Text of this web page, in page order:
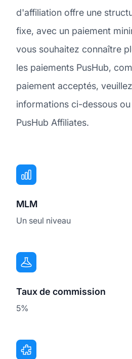
d'affiliation offre une
fixe, avec un paiement
vous souhaitez connaître
les paiements PusHub,
paiement acceptés,
informations ci-dessous
PusHub Affiliates.
MLM
Un seul niveau
Taux de commission
5%